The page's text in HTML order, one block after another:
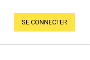
SE CONNECTER